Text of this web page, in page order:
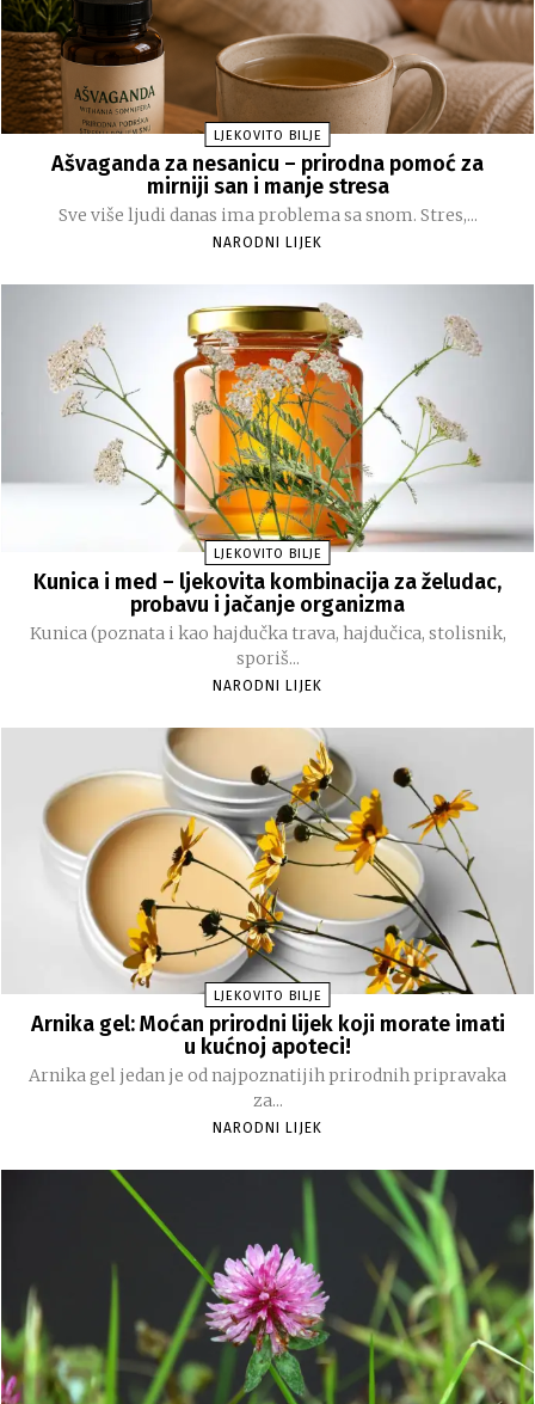
LJEKOVITO BILJE
Ašvaganda za nesanicu – prirodna pomoć za
mirniji san i manje stresa
Sve više ljudi danas ima problema sa snom. Stres,...
NARODNI LIJEK
LJEKOVITO BILJE
Kunica i med – ljekovita kombinacija za želudac,
probavu i jačanje organizma
Kunica (poznata i kao hajdučka trava, hajdučica, stolisnik,
sporiš...
NARODNI LIJEK
LJEKOVITO BILJE
Arnika gel: Moćan prirodni lijek koji morate imati
u kućnoj apoteci!
Arnika gel jedan je od najpoznatijih prirodnih pripravaka
za...
NARODNI LIJEK